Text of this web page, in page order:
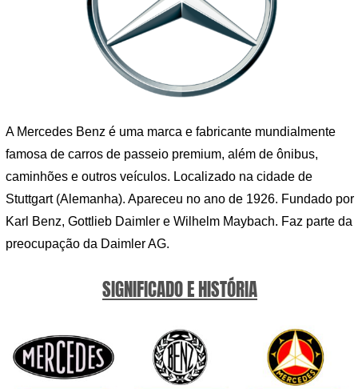
A Mercedes Benz é uma marca e fabricante mundialmente
famosa de carros de passeio premium, além de ônibus,
caminhões e outros veículos. Localizado na cidade de
Stuttgart (Alemanha). Apareceu no ano de 1926. Fundado por
Karl Benz, Gottlieb Daimler e Wilhelm Maybach. Faz parte da
preocupação da Daimler AG.
SIGNIFICADO E HISTÓRIA